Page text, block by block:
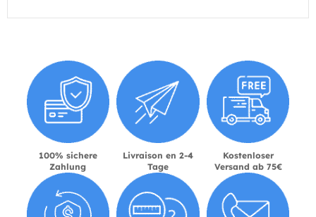
100% sichere
Zahlung
Livraison en 2-4
Tage
Kostenloser
Versand ab 75€